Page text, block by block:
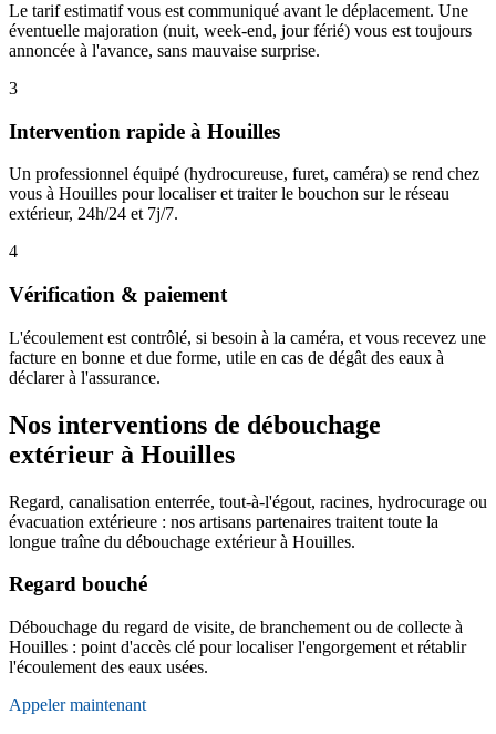
Le tarif estimatif vous est communiqué avant le déplacement. Une
éventuelle majoration (nuit, week-end, jour férié) vous est toujours
annoncée à l'avance, sans mauvaise surprise.
3
Intervention rapide à Houilles
Un professionnel équipé (hydrocureuse, furet, caméra) se rend chez
vous à Houilles pour localiser et traiter le bouchon sur le réseau
extérieur, 24h/24 et 7j/7.
4
Vérification & paiement
L'écoulement est contrôlé, si besoin à la caméra, et vous recevez une
facture en bonne et due forme, utile en cas de dégât des eaux à
déclarer à l'assurance.
Nos interventions de débouchage
extérieur à Houilles
Regard, canalisation enterrée, tout-à-l'égout, racines, hydrocurage ou
évacuation extérieure : nos artisans partenaires traitent toute la
longue traîne du débouchage extérieur à Houilles.
Regard bouché
Débouchage du regard de visite, de branchement ou de collecte à
Houilles : point d'accès clé pour localiser l'engorgement et rétablir
l'écoulement des eaux usées.
Appeler maintenant